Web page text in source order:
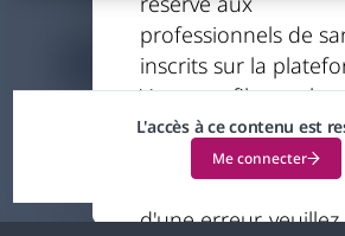
professionnels de
inscrits sur la
Votre profil actuel ne
vous permet pas
d'accéder à ce
Si vous pensez qu'il
d'une erreur, veuillez
44 minutes
L'accès à ce contenu est
Me connecter